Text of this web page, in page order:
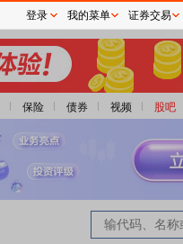
保险 债券 视频 股吧
登录 我的菜单 证券交易